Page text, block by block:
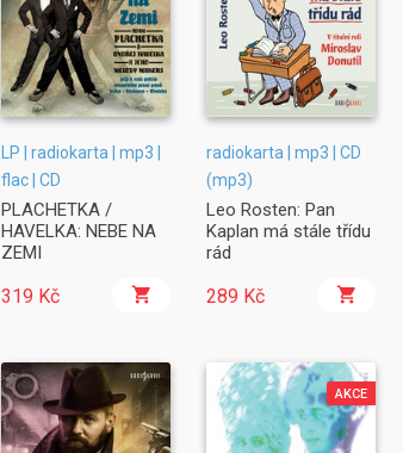
LP | radiokarta | mp3 |
flac | CD
PLACHETKA /
HAVELKA: NEBE NA
ZEMI
319 Kč
radiokarta | mp3 | CD
(mp3)
Leo Rosten: Pan
Kaplan má stále třídu
rád
289 Kč
AKCE